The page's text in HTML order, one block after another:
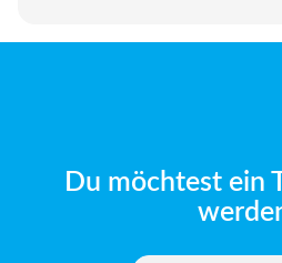
Du möchtest ein